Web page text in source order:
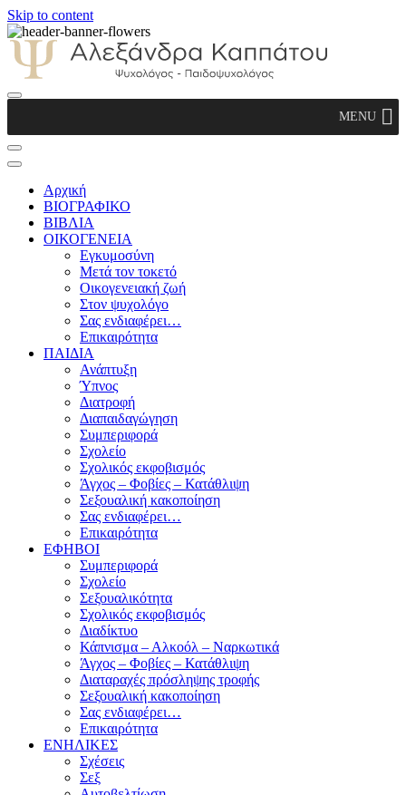
Skip to content
Παιδοψυχολόγος
MENU
Αρχική
ΒΙΟΓΡΑΦΙΚΟ
ΒΙΒΛΙΑ
ΟΙΚΟΓΕΝΕΙΑ
Εγκυμοσύνη
Μετά τον τοκετό
Οικογενειακή ζωή
Στον ψυχολόγο
Σας ενδιαφέρει…
Επικαιρότητα
ΠΑΙΔΙΑ
Ανάπτυξη
Ύπνος
Διατροφή
Διαπαιδαγώγηση
Συμπεριφορά
Σχολείο
Σχολικός εκφοβισμός
Άγχος – Φοβίες – Κατάθλιψη
Σεξουαλική κακοποίηση
Σας ενδιαφέρει…
Επικαιρότητα
ΕΦΗΒΟΙ
Συμπεριφορά
Σχολείο
Σεξουαλικότητα
Σχολικός εκφοβισμός
Διαδίκτυο
Κάπνισμα – Αλκοόλ – Ναρκωτικά
Άγχος – Φοβίες – Κατάθλιψη
Διαταραχές πρόσληψης τροφής
Σεξουαλική κακοποίηση
Σας ενδιαφέρει…
Επικαιρότητα
ΕΝΗΛΙΚΕΣ
Σχέσεις
Σεξ